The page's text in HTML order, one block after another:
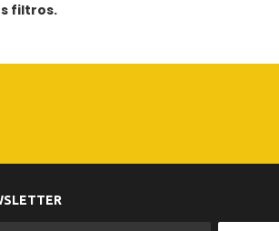
filtros.